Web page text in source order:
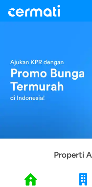
Properti